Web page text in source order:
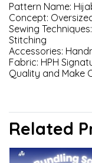
Pattern Name:
Concept:
Sewing
Stitching
Accessories:
Fabric: HPH
Quality and Make
Related